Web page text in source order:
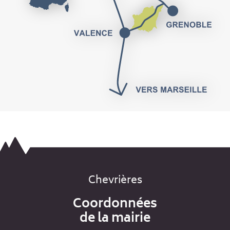
Chevrières
Coordonnées
de la mairie